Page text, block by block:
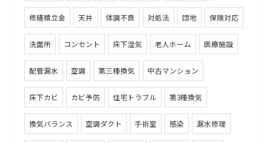
修繕積立金 天井 体調不良 対処法 団地 保険対応
洗面所 コンセント 床下湿気 老人ホーム 医療施設
配管漏水 空調 第三種換気 中古マンション
床下カビ カビ予防 住宅トラブル 第3種換気
換気バランス 空調ダクト 手術室 感染 漏水修理